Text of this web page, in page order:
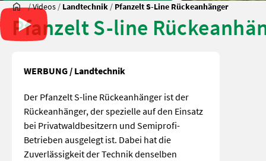
/Videos / Landtechnik / Pfanzelt S-Line Rückeanhänger
Pfanzelt S-line
WERBUNG / Landtechnik
Der Pfanzelt S-line Rückeanhänger ist der
Rückeanhänger, der spezielle auf den Einsatz
bei Privatwaldbesitzern und Semiprofi-
Betrieben ausgelegt ist. Dabei hat die
Zuverlässigkeit der Technik denselben